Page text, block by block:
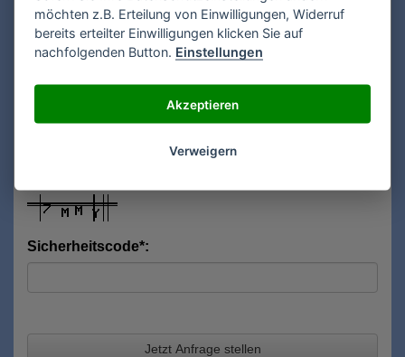
Nachname*:
Sicherheitscode*:
Jetzt Anfrage stellen
möchten z.B. Erteilung von Einwilligungen, Widerruf
bereits erteilter Einwilligungen klicken Sie auf
nachfolgenden Button. Einstellungen
Akzeptieren
Verweigern